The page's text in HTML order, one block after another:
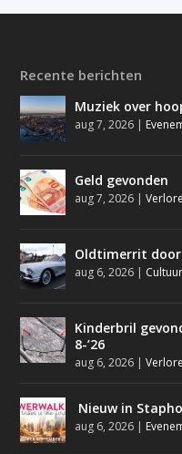
Recente berichten
Muziek over
aug 7, 2026 |
Geld gevonden
aug 7, 2026 |
Oldtimerrit door
aug 6, 2026 |
Kinderbril
8-’26
aug 6, 2026 |
Nieuw in
aug 6, 2026 |